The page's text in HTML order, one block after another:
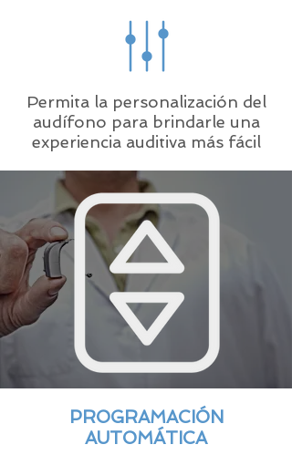
Permita la personalización del
audífono para brindarle una
experiencia auditiva más fácil
PROGRAMACIÓN
AUTOMÁTICA